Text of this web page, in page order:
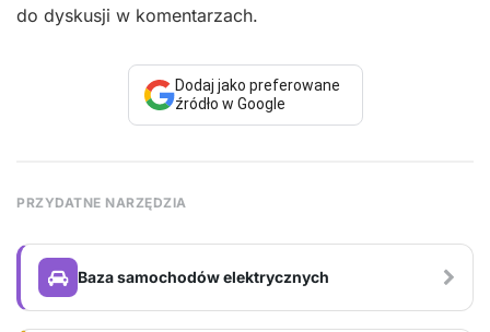
do dyskusji w komentarzach.
Dodaj jako preferowane
źródło w Google
PRZYDATNE NARZĘDZIA
Baza samochodów elektrycznych